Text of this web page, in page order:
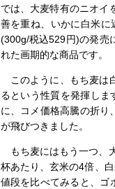
では、大麦特有のニオイ
善を重ね、いかに白米に
(300g/税込529円)の発売
れた画期的な商品です。
このように、もち麦は
るという性質を発揮しま
に、コメ価格高騰の折り
が飛びつきました。
もち麦にはもう一つ、
杯あたり、玄米の4倍、
値段を比べてみると、ゴ